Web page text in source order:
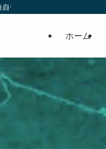
視点で発信する非公式ブロ
ホーム